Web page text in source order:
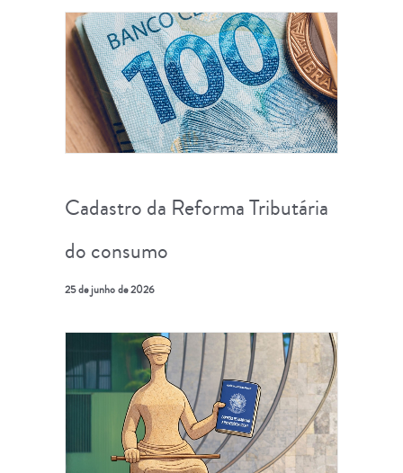
Cadastro da Reforma Tributária
do consumo
25 de junho de 2026